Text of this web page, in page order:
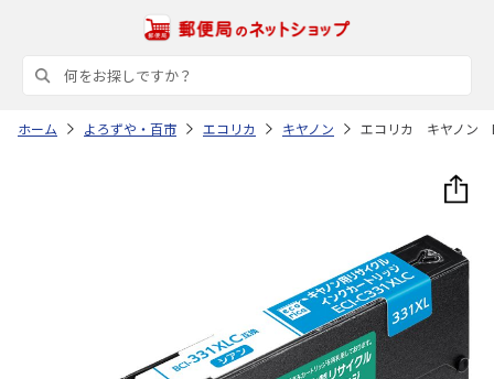
ホーム よろずや・百市 エコリカ キヤノン エコリカ キヤノン